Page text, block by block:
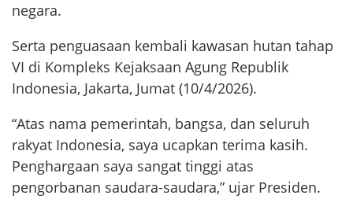
negara.
Serta penguasaan kembali kawasan hutan tahap
VI di Kompleks Kejaksaan Agung Republik
Indonesia, Jakarta, Jumat (10/4/2026).
“Atas nama pemerintah, bangsa, dan seluruh
rakyat Indonesia, saya ucapkan terima kasih.
Penghargaan saya sangat tinggi atas
pengorbanan saudara-saudara,” ujar Presiden.